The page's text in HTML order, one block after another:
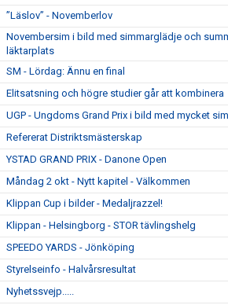
”Läslov” - Novemberlov
Novembersim i bild med simmarglädje och
läktarplats
SM - Lördag: Ännu en final
Elitsatsning och högre studier går att kombinera
UGP - Ungdoms Grand Prix i bild med mycket
Refererat Distriktsmästerskap
YSTAD GRAND PRIX - Danone Open
Måndag 2 okt - Nytt kapitel - Välkommen
Klippan Cup i bilder - Medaljrazzel!
Klippan - Helsingborg - STOR tävlingshelg
SPEEDO YARDS - Jönköping
Styrelseinfo - Halvårsresultat
Nyhetssvejp.....